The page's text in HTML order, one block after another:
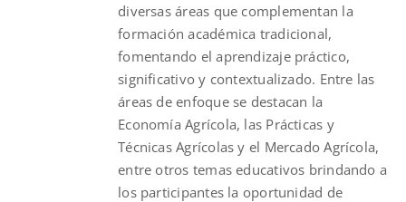
diversas áreas que complementan la
formación académica tradicional,
fomentando el aprendizaje práctico,
significativo y contextualizado. Entre las
áreas de enfoque se destacan la
Economía Agrícola, las Prácticas y
Técnicas Agrícolas y el Mercado Agrícola,
entre otros temas educativos brindando a
los participantes la oportunidad de